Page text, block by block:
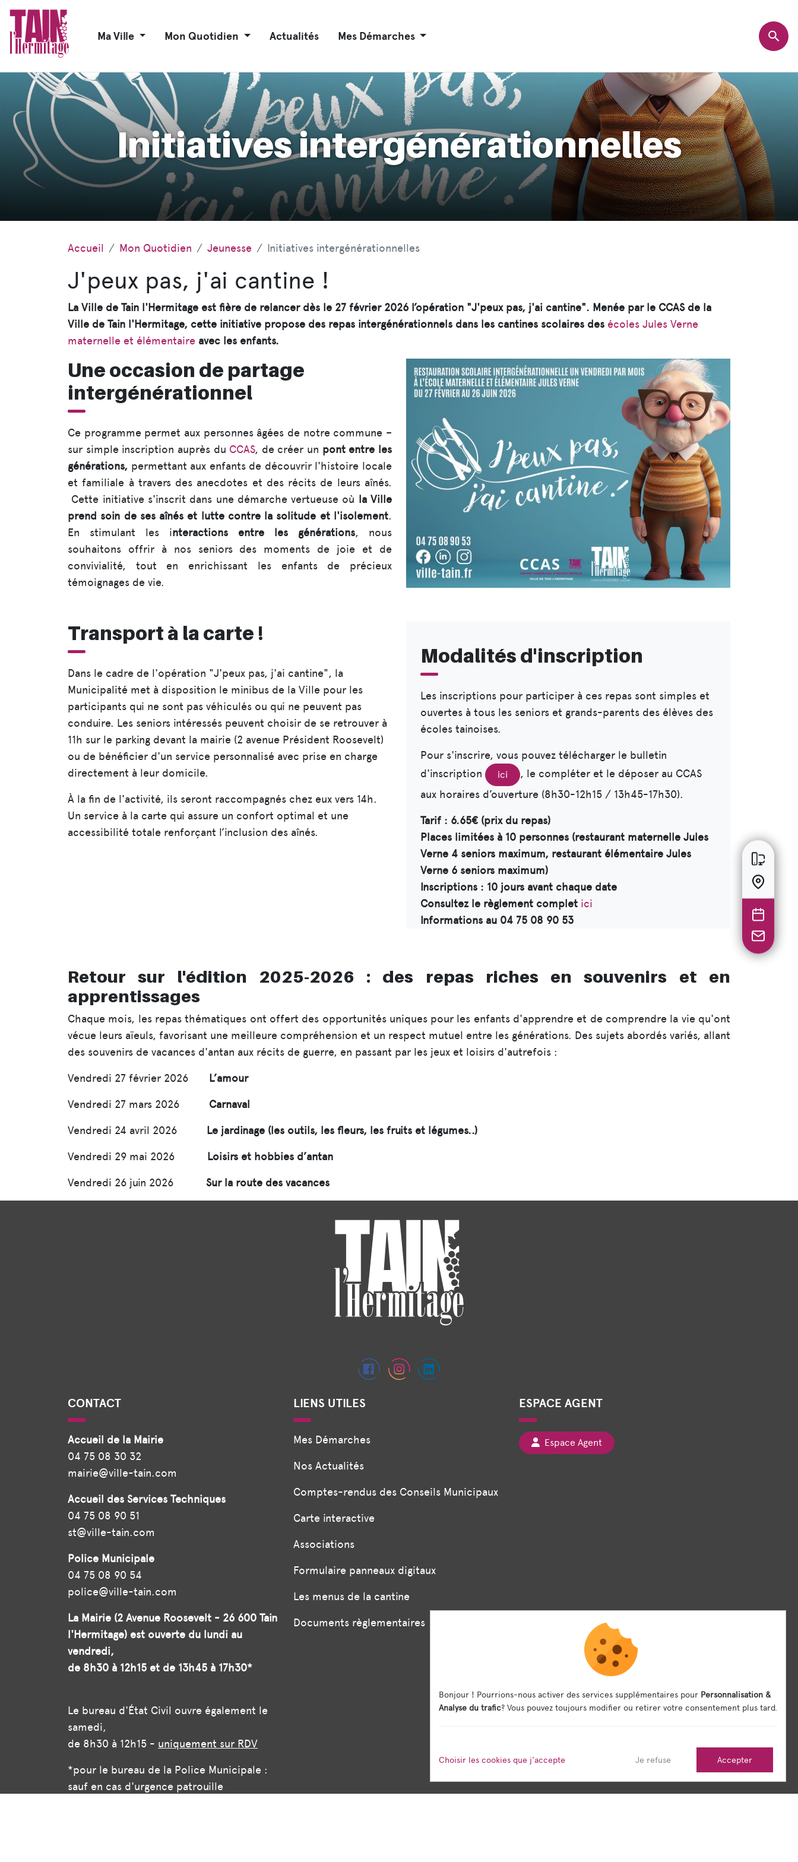
Ma Ville Mon Quotidien Actualités Mes Démarches
Initiatives intergénérationnelles
Accueil Mon Quotidien Jeunesse Initiatives intergénérationnelles
J'peux pas, j'ai cantine !
La Ville de Tain l'Hermitage est fière de relancer dès le 27 février 2026 l’opération "J'peux pas, j'ai cantine". Menée par le CCAS de la
Ville de Tain l'Hermitage, cette initiative propose des repas intergénérationnels dans les cantines scolaires des écoles Jules Verne
maternelle et élémentaire avec les enfants.
Une occasion de partage
intergénérationnel
Ce programme permet aux personnes âgées de notre commune –
sur simple inscription auprès du CCAS, de créer un pont entre les
générations, permettant aux enfants de découvrir l'histoire locale
et familiale à travers des anecdotes et des récits de leurs aînés.
Cette initiative s'inscrit dans une démarche vertueuse où la Ville
prend soin de ses aînés et lutte contre la solitude et l'isolement.
En stimulant les interactions entre les générations, nous
souhaitons offrir à nos seniors des moments de joie et de
convivialité, tout en enrichissant les enfants de précieux
témoignages de vie.
Transport à la carte !
Dans le cadre de l'opération "J'peux pas, j'ai cantine", la
Municipalité met à disposition le minibus de la Ville pour les
participants qui ne sont pas véhiculés ou qui ne peuvent pas
conduire. Les seniors intéressés peuvent choisir de se retrouver à
11h sur le parking devant la mairie (2 avenue Président Roosevelt)
ou de bénéficier d'un service personnalisé avec prise en charge
directement à leur domicile.
À la fin de l'activité, ils seront raccompagnés chez eux vers 14h.
Un service à la carte qui assure un confort optimal et une
accessibilité totale renforçant l’inclusion des aînés.
Modalités d'inscription
Les inscriptions pour participer à ces repas sont simples et
ouvertes à tous les seniors et grands-parents des élèves des
écoles tainoises.
Pour s'inscrire, vous pouvez télécharger le bulletin
d'inscription
ici
, le compléter et le déposer au CCAS
aux horaires d’ouverture (8h30-12h15 / 13h45-17h30).
Tarif : 6.65€ (prix du repas)
Places limitées à 10 personnes (restaurant maternelle Jules
Verne 4 seniors maximum, restaurant élémentaire Jules
Verne 6 seniors maximum)
Inscriptions : 10 jours avant chaque date
Consultez le règlement complet ici
Informations au 04 75 08 90 53
Retour sur l'édition 2025-2026 : des repas riches en souvenirs et en
apprentissages
Chaque mois, les repas thématiques ont offert des opportunités uniques pour les enfants d'apprendre et de comprendre la vie qu'ont
vécue leurs aïeuls, favorisant une meilleure compréhension et un respect mutuel entre les générations. Des sujets abordés variés, allant
des souvenirs de vacances d'antan aux récits de guerre, en passant par les jeux et loisirs d'autrefois :
Vendredi 27 février 2026 L’amour
Vendredi 27 mars 2026 Carnaval
Vendredi 24 avril 2026 Le jardinage (les outils, les fleurs, les fruits et légumes..)
Vendredi 29 mai 2026 Loisirs et hobbies d’antan
Vendredi 26 juin 2026 Sur la route des vacances
CONTACT
Accueil de la Mairie
04 75 08 30 32
mairie@ville-tain.com
Accueil des Services Techniques
04 75 08 90 51
st@ville-tain.com
Police Municipale
04 75 08 90 54
police@ville-tain.com
La Mairie (2 Avenue Roosevelt - 26 600 Tain
l'Hermitage) est ouverte du lundi au
vendredi,
de 8h30 à 12h15 et de 13h45 à 17h30*
Le bureau d'État Civil ouvre également le
samedi,
de 8h30 à 12h15 - uniquement sur RDV
*pour le bureau de la Police Municipale :
sauf en cas d'urgence patrouille
LIENS UTILES
Mes Démarches
Nos Actualités
Comptes-rendus des Conseils Municipaux
Carte interactive
Associations
Formulaire panneaux digitaux
Les menus de la cantine
Documents règlementaires
ESPACE AGENT
Espace Agent
Bonjour ! Pourrions-nous activer des services supplémentaires pour Personnalisation &
Analyse du trafic? Vous pouvez toujours modifier ou retirer votre consentement plus tard.
Choisir les cookies que j'accepte Je refuse Accepter